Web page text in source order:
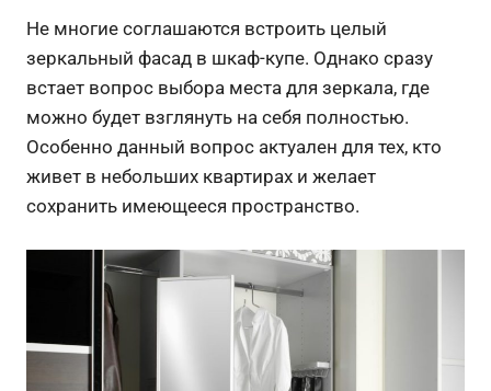
Не многие соглашаются встроить целый
зеркальный фасад в шкаф-купе. Однако сразу
встает вопрос выбора места для зеркала, где
можно будет взглянуть на себя полностью.
Особенно данный вопрос актуален для тех, кто
живет в небольших квартирах и желает
сохранить имеющееся пространство.